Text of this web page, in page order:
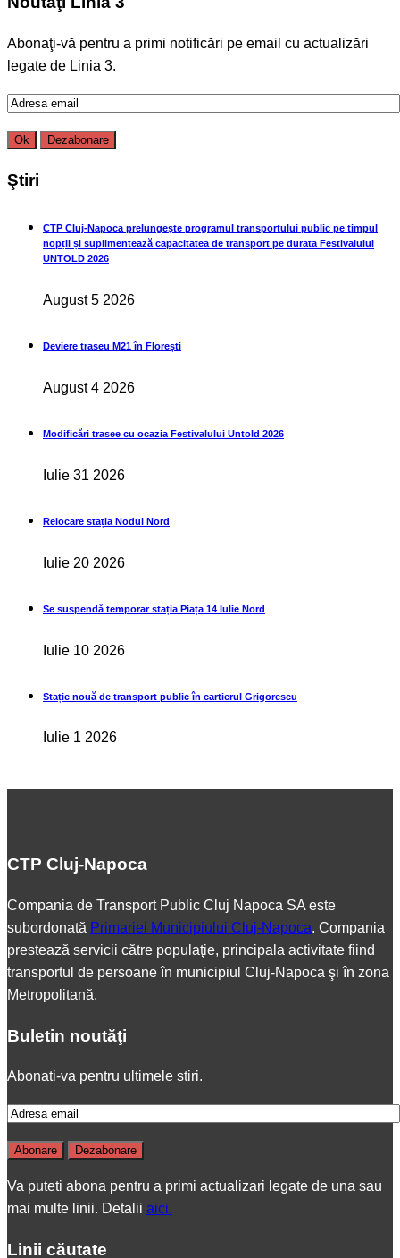
Abonaţi-vă pentru a primi notificări pe email cu actualizări
legate de Linia 3.
Ştiri
CTP Cluj-Napoca prelungește programul transportului public pe timpul
nopții și suplimentează capacitatea de transport pe durata Festivalului
UNTOLD 2026
August 5 2026
Deviere traseu M21 în Florești
August 4 2026
Modificări trasee cu ocazia Festivalului Untold 2026
Iulie 31 2026
Relocare stația Nodul Nord
Iulie 20 2026
Se suspendă temporar stația Piața 14 Iulie Nord
Iulie 10 2026
Stație nouă de transport public în cartierul Grigorescu
Iulie 1 2026
CTP Cluj-Napoca
Compania de Transport Public Cluj Napoca SA este
subordonată Primariei Municipiului Cluj-Napoca. Compania
prestează servicii către populaţie, principala activitate fiind
transportul de persoane în municipiul Cluj-Napoca şi în zona
Metropolitană.
Buletin noutăţi
Abonati-va pentru ultimele stiri.
Va puteti abona pentru a primi actualizari legate de una sau
mai multe linii. Detalii aici.
Linii căutate